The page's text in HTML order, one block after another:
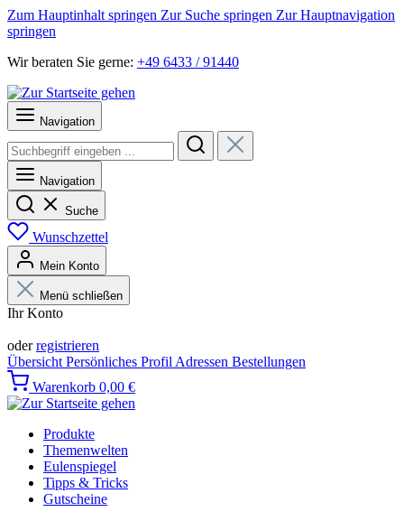
Zum Hauptinhalt springen Zur Suche springen Zur Hauptnavigation
springen
Wir beraten Sie gerne: +49 6433 / 91440
Navigation
Navigation
Suche
Wunschzettel
Mein Konto
Menü schließen
Ihr Konto
oderregistrieren
Übersicht Persönliches Profil Adressen Bestellungen
Warenkorb 0,00 €
Produkte
Themenwelten
Eulenspiegel
Tipps & Tricks
Gutscheine